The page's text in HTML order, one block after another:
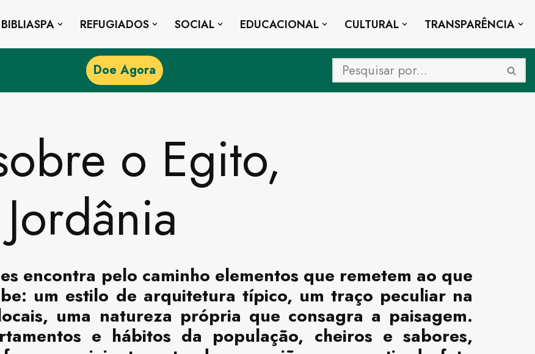
BIBLIASPA REFUGIADOS SOCIAL EDUCACIONAL CULTURAL TRANSPARÊNCIA
Doe Agora
o Egito,
encontra pelo caminho elementos que remetem ao que
um estilo de arquitetura típico, um traço peculiar na
uma natureza própria que consagra a paisagem.
e hábitos da população, cheiros e sabores,